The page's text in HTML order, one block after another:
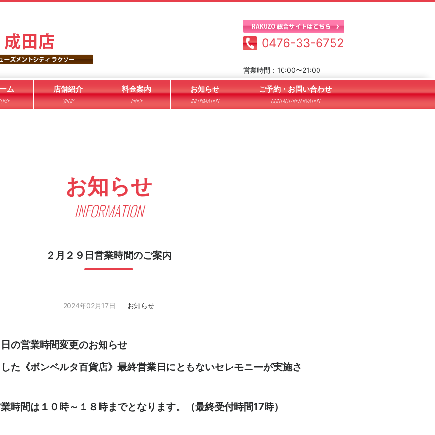
0476-33-6752
営業時間：10:00〜21:00
ム 店舗紹介
SHOP
料金案内
PRICE
お知らせ
INFORMATION
ご予約・お問い合わせ
CONTACT/RESERVATION
お知らせ
INFORMATION
２月２９日営業時間のご案内
2024年02月17日 お知らせ
の営業時間変更のお知らせ
た《ボンベルタ百貨店》最終営業日にともないセレモニーが実施さ
時間は１０時～１８時までとなります。（最終受付時間17時）